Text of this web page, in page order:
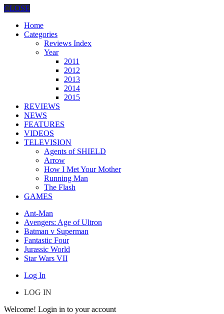
CLOSE
Home
Categories
Reviews Index
Year
2011
2012
2013
2014
2015
REVIEWS
NEWS
FEATURES
VIDEOS
TELEVISION
Agents of SHIELD
Arrow
How I Met Your Mother
Running Man
The Flash
GAMES
Ant-Man
Avengers: Age of Ultron
Batman v Superman
Fantastic Four
Jurassic World
Star Wars VII
Log In
LOG IN
Welcome! Login in to your account